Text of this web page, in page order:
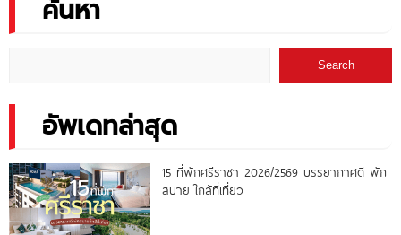
ค้นหา
Search
อัพเดทล่าสุด
15 ที่พักศรีราชา 2026/2569 บรรยากาศดี พัก
สบาย ใกล้ที่เที่ยว